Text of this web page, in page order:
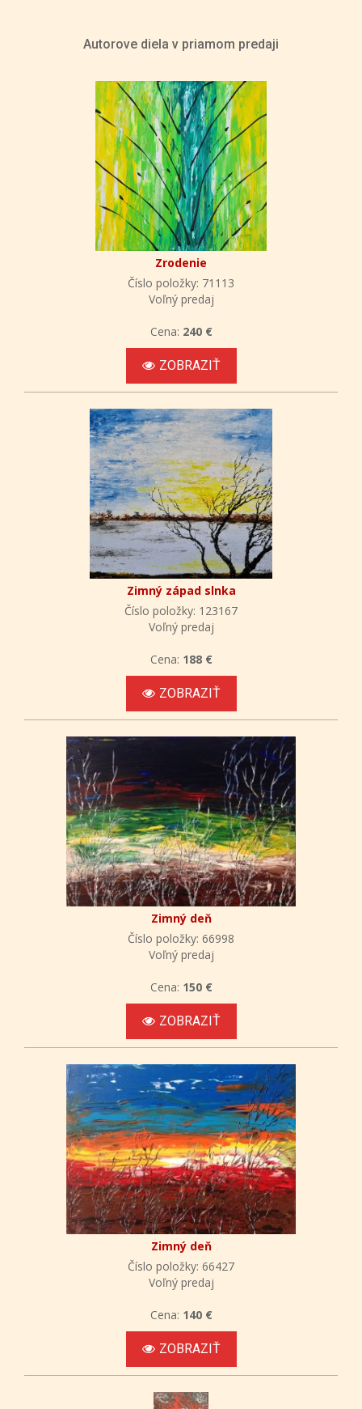
Autorove diela v priamom predaji
Zrodenie
Číslo položky: 71113
Voľný predaj
Cena: 240 €
ZOBRAZIŤ
Zimný západ slnka
Číslo položky: 123167
Voľný predaj
Cena: 188 €
ZOBRAZIŤ
Zimný deň
Číslo položky: 66998
Voľný predaj
Cena: 150 €
ZOBRAZIŤ
Zimný deň
Číslo položky: 66427
Voľný predaj
Cena: 140 €
ZOBRAZIŤ